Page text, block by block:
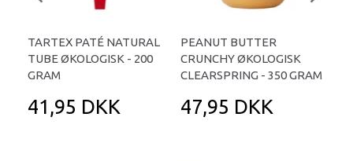
TARTEX PATÉ NATURAL
TUBE ØKOLOGISK - 200
GRAM
41,95 DKK
PEANUT BUTTER
CRUNCHY ØKOLOGISK
CLEARSPRING - 350 GRAM
47,95 DKK